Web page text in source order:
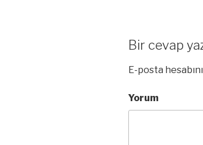
Bir cevap
E-posta
Yorum